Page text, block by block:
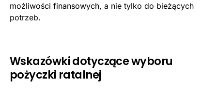
możliwości finansowych, a nie tylko do bieżących
potrzeb.
Wskazówki dotyczące wyboru
pożyczki ratalnej